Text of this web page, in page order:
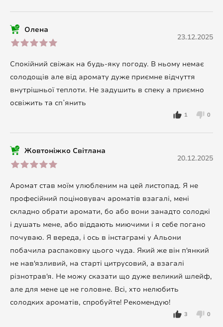
Олена
23.12.2025
Спокійний свіжак на будь-яку погоду. В ньому немає
солодощів але від аромату дуже приємне відчуття
внутрішньої теплоти. Не задушить в спеку а приємно
освіжить та спʼянить
1 0
Жовтоніжко Світлана
20.12.2025
Аромат став моїм улюбленим на цей листопад. Я не
професійний поціновувач ароматів взагалі, мені
складно обрати аромати, бо або вони занадто солодкі
і душать мене, або віддають миючими і я себе погано
почуваю. Я вереда, і ось в інстаграмі у Альони
побачила распаковку цього чуда. Який же він п'янкий
не нав'язливий, на старті цитрусовий, а взагалі
різнотрав'я. Не можу сказати що дуже великий шлейф,
але для мене це не головне. Всі, хто нелюбить
солодких ароматів, спробуйте! Рекомендую!
3 0